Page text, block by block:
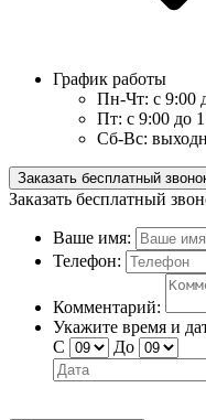
График работы
Пн-Чт: с 9:00
Пт: с 9:00 до
Сб-Вс:
Заказать бесплатный
Заказать бесплатный
Ваше имя:
Телефон:
Комментарий:
Укажите время и
С
До